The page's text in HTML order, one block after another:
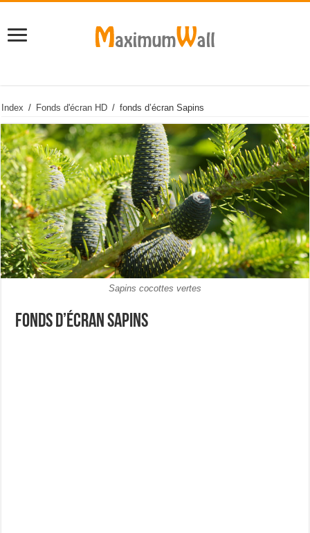
Index / Fonds d'écran HD / fonds d’écran Sapins
Sapins cocottes vertes
fonds d’écran Sapins